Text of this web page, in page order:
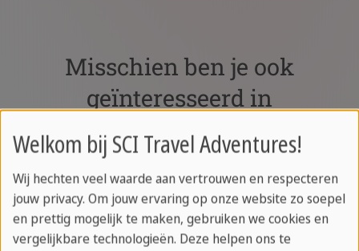
Misschien ben je ook
geïnteresseerd in
Actieve vakanties
Ben je ook graag actief op vakantie? We
hebben een groot aanbod actieve vakanties
Welkom bij SCI Travel Adventures!
Wij hechten veel waarde aan vertrouwen en respecteren
jouw privacy. Om jouw ervaring op onze website zo soepel
en prettig mogelijk te maken, gebruiken we cookies en
vergelijkbare technologieën. Deze helpen ons te